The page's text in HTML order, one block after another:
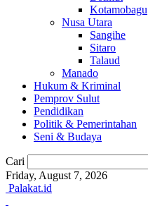
Kotamobagu
Nusa Utara
Sangihe
Sitaro
Talaud
Manado
Hukum & Kriminal
Pemprov Sulut
Pendidikan
Politik & Pemerintahan
Seni & Budaya
Cari
Friday, August 7, 2026
Palakat.id